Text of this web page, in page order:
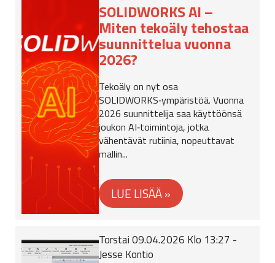
SOLIDWORKS AI –
Miten tekoäly tehostaa
suunnittelua vuonna
2026?
Tekoäly on nyt osa
SOLIDWORKS‑ympäristöä. Vuonna
2026 suunnittelija saa käyttöönsä
joukon AI‑toimintoja, jotka
vähentävät rutiinia, nopeuttavat
mallin...
Torstai 09.04.2026 Klo 13:27 -
Jesse Kontio